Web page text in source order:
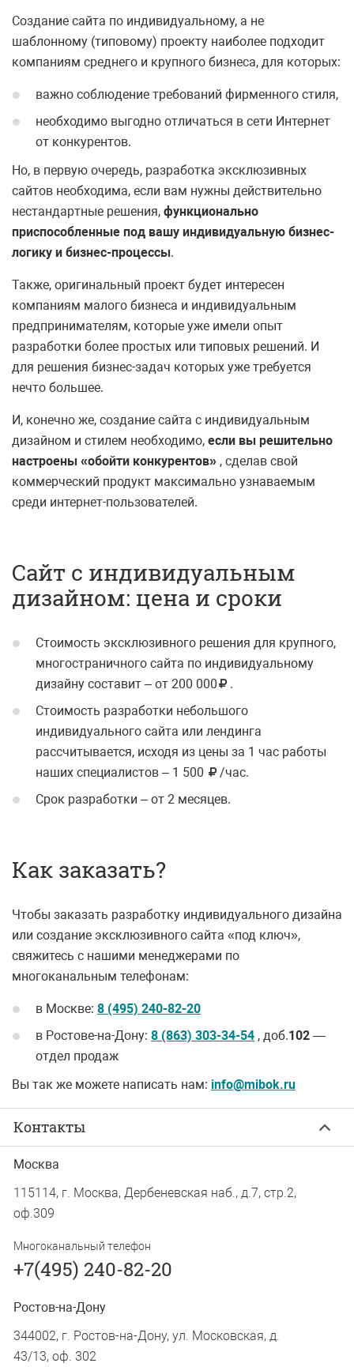
Создание сайта по индивидуальному, а не
шаблонному (типовому) проекту наиболее подходит
компаниям среднего и крупного бизнеса, для которых:
важно соблюдение требований фирменного стиля,
необходимо выгодно отличаться в сети Интернет
от конкурентов.
Но, в первую очередь, разработка эксклюзивных
сайтов необходима, если вам нужны действительно
нестандартные решения, функционально
приспособленные под вашу индивидуальную бизнес-
логику и бизнес-процессы.
Также, оригинальный проект будет интересен
компаниям малого бизнеса и индивидуальным
предпринимателям, которые уже имели опыт
разработки более простых или типовых решений. И
для решения бизнес-задач которых уже требуется
нечто большее.
И, конечно же, создание сайта с индивидуальным
дизайном и стилем необходимо, если вы решительно
настроены «обойти конкурентов» , сделав свой
коммерческий продукт максимально узнаваемым
среди интернет-пользователей.
Сайт с индивидуальным
дизайном: цена и сроки
Стоимость эксклюзивного решения для крупного,
многостраничного сайта по индивидуальному
дизайну составит – от 200 000
.
Стоимость разработки небольшого
индивидуального сайта или лендинга
рассчитывается, исходя из цены за 1 час работы
наших специалистов – 1 500 /час.
Срок разработки – от 2 месяцев.
Как заказать?
Чтобы заказать разработку индивидуального дизайна
или создание эксклюзивного сайта «под ключ»,
свяжитесь с нашими менеджерами по
многоканальным телефонам:
в Москве: 8 (495) 240-82-20
в Ростове-на-Дону: 8 (863) 303-34-54 , доб.102 —
отдел продаж
Вы так же можете написать нам: info@mibok.ru
Контакты
Москва
115114, г. Москва, Дербеневская наб., д.7, стр.2,
оф.309
Многоканальный телефон
+7(495) 240-82-20
Ростов-на-Дону
344002, г. Ростов-на-Дону, ул. Московская, д.
43/13, оф. 302